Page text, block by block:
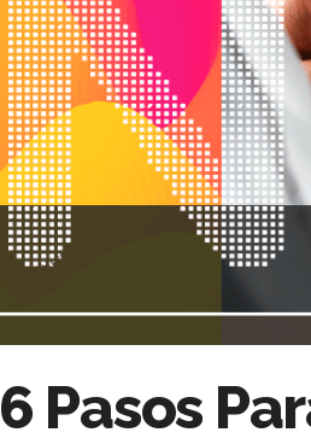
6 Pasos